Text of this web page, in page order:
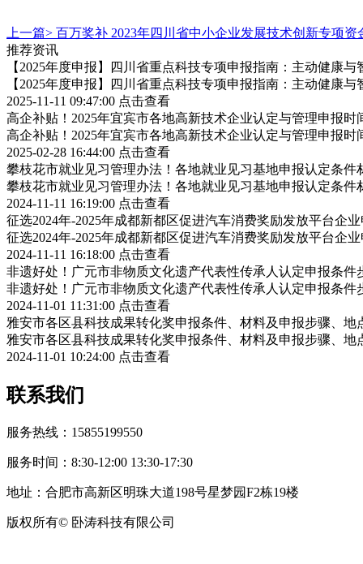
上一篇> 百万奖补 2023年四川省中小企业发展技术创新专项资
推荐资讯
【2025年度申报】四川省重点科技专项申报指南：主动健康与
【2025年度申报】四川省重点科技专项申报指南：主动健康与
2025-11-11 09:47:00 点击查看
高企补贴！2025年宜宾市各地高新技术企业认定与管理申报
高企补贴！2025年宜宾市各地高新技术企业认定与管理申报
2025-02-28 16:44:00 点击查看
攀枝花市就业见习管理办法！各地就业见习基地申报认定条件
攀枝花市就业见习管理办法！各地就业见习基地申报认定条件
2024-11-11 16:19:00 点击查看
征选2024年-2025年成都新都区促进汽车消费奖励发放平台企
征选2024年-2025年成都新都区促进汽车消费奖励发放平台企
2024-11-11 16:18:00 点击查看
非遗好处！广元市非物质文化遗产代表性传承人认定申报条件
非遗好处！广元市非物质文化遗产代表性传承人认定申报条件
2024-11-01 11:31:00 点击查看
雅安市各区县科技成果转化奖申报条件、材料及申报步骤、地
雅安市各区县科技成果转化奖申报条件、材料及申报步骤、地
2024-11-01 10:24:00 点击查看
联系我们
服务热线：15855199550
服务时间：8:30-12:00 13:30-17:30
地址：合肥市高新区明珠大道198号星梦园F2栋19楼
版权所有© 卧涛科技有限公司